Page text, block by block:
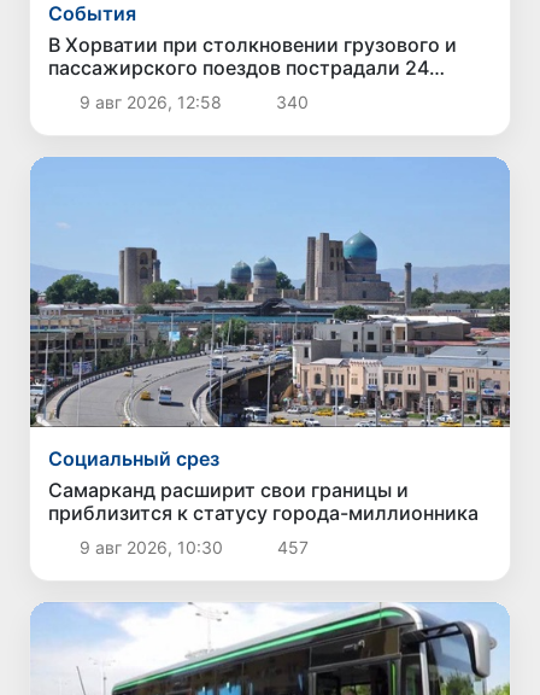
Cобытия
В Хорватии при столкновении грузового и
пассажирского поездов пострадали 24
человека
9 авг 2026, 12:58 340
Социальный срез
Самарканд расширит свои границы и
приблизится к статусу города-миллионника
9 авг 2026, 10:30 457